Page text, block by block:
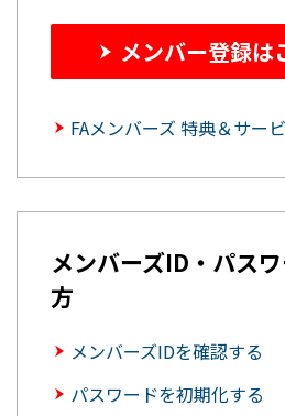
メンバー登録は
FAメンバーズ 特典＆サー
メンバーズID・パス
方
メンバーズIDを確認する
パスワードを初期化する